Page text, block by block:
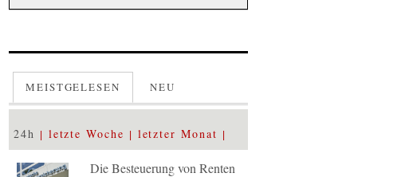
MEISTGELESEN NEU
24h letzte Woche letzter Monat
Die Besteuerung von Renten